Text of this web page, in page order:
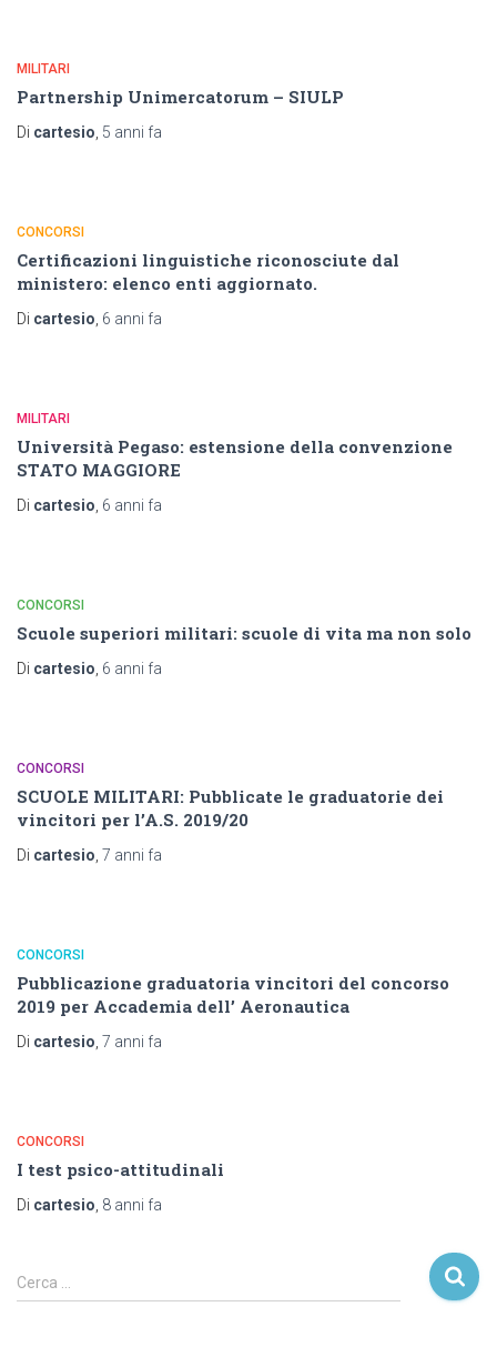
MILITARI
Partnership Unimercatorum – SIULP
Di cartesio 5 anni fa
CONCORSI
Certificazioni linguistiche riconosciute dal
ministero: elenco enti aggiornato.
Di cartesio 6 anni fa
MILITARI
Università Pegaso: estensione della convenzione
STATO MAGGIORE
Di cartesio 6 anni fa
CONCORSI
Scuole superiori militari: scuole di vita ma non solo
Di cartesio 6 anni fa
CONCORSI
SCUOLE MILITARI: Pubblicate le graduatorie dei
vincitori per l’A.S. 2019/20
Di cartesio 7 anni fa
CONCORSI
Pubblicazione graduatoria vincitori del concorso
2019 per Accademia dell’ Aeronautica
Di cartesio 7 anni fa
CONCORSI
I test psico-attitudinali
Di cartesio 8 anni fa
R
i
Cerca …